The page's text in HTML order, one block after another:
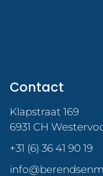
Contact
Klapstraat 169
6931 CH
+31 (6) 36 41 90 19